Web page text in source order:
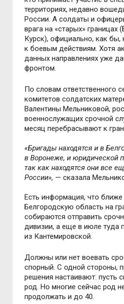
территориях, недавно
России. А солдаты и
врага на «старых» границах
Курск), официально, как
к боевым действиям. Хотя
данных направлениях уже
фронтом.
По словам ответственного
комитетов солдатских
Валентины Мельниковой,
военнослужащих срочной
месяц перебрасывают к
«Бригады находятся и в
в Воронеже, и юридической
так как находятся они все
России», — сказала
Есть информация, что ближе
Белгородскую область на
собираются отправить
дивизии, а еще в июле туда
из Кантемировской.
Должны или нет воевать
спорный. С одной стороны,
решения настаивают: пусть
род. Но многие сейчас род
продолжать и до 40.